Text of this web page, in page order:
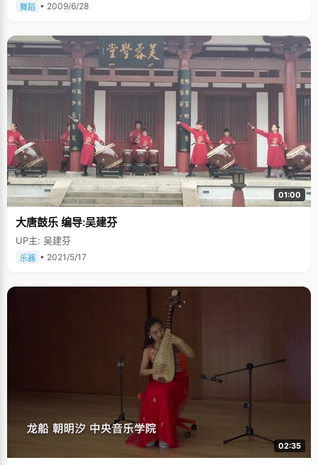
舞蹈 • 2009/6/28
01:00
大唐鼓乐 编导:吴建芬
UP主: 吴建芬
乐器 • 2021/5/17
02:35